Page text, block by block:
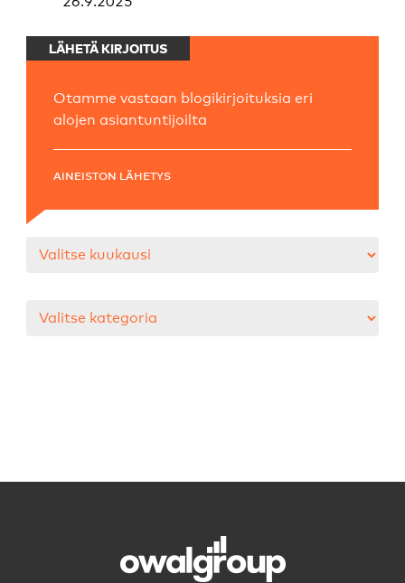
LÄHETÄ KIRJOITUS
Otamme vastaan blogikirjoituksia eri
alojen asiantuntijoilta
AINEISTON LÄHETYS